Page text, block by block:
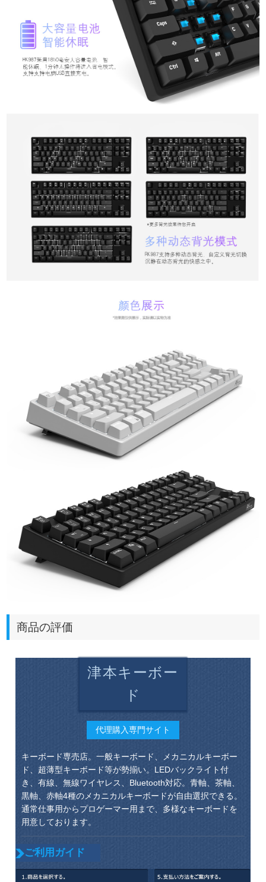
商品の評価
津本キーボー
ド
代理購入専門サイト
キーボード専売店。一般キーボード、メカニカルキーボー
ド、超薄型キーボード等が勢揃い。LEDバックライト付
き、有線、無線ワイヤレス、Bluetooth対応。青軸、茶軸、
黒軸、赤軸4種のメカニカルキーボードが自由選択できる。
通常仕事用からプロゲーマー用まで、多様なキーボードを
用意しております。
ご利用ガイド